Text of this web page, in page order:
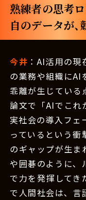
熟練者の思考
自のデータが
今井 ：AI活用の
の業務や組織にAI
乖離が生じている
論文で「AIでこれ
実社会の導入フェ
っているという衝
のギャップが生ま
や囲碁のように、
で力を発揮してき
で人間社会は、言